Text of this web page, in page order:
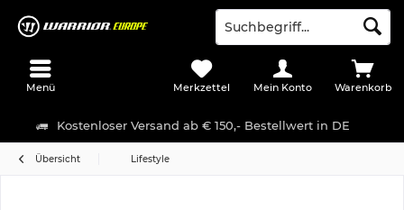
Kostenloser Versand ab € 150,- Bestellwert in DE
Menü Warenkorb
Merkzettel Mein Konto
Übersicht Lifestyle